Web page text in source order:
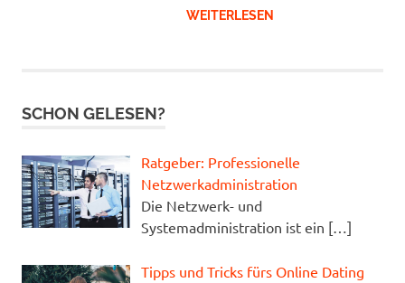
WEITERLESEN
SCHON GELESEN?
Ratgeber: Professionelle
Netzwerkadministration
Die Netzwerk- und
Systemadministration ist ein […]
Tipps und Tricks fürs Online Dating